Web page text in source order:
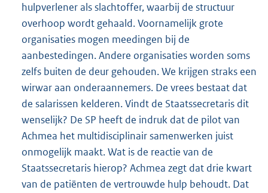
hulpverlener als slachtoffer, waarbij de structuur
overhoop wordt gehaald. Voornamelijk grote
organisaties mogen meedingen bij de
aanbestedingen. Andere organisaties worden soms
zelfs buiten de deur gehouden. We krijgen straks een
wirwar aan onderaannemers. De vrees bestaat dat
de salarissen kelderen. Vindt de Staatssecretaris dit
wenselijk? De SP heeft de indruk dat de pilot van
Achmea het multidisciplinair samenwerken juist
onmogelijk maakt. Wat is de reactie van de
Staatssecretaris hierop? Achmea zegt dat drie kwart
van de patiënten de vertrouwde hulp behoudt. Dat